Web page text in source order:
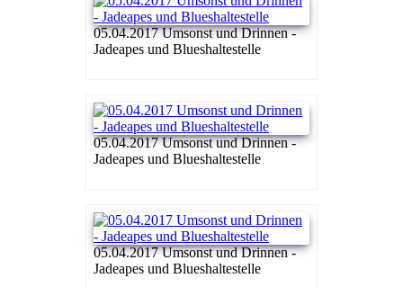
05.04.2017 Umsonst und Drinnen -
Jadeapes und Blueshaltestelle
05.04.2017 Umsonst und Drinnen -
Jadeapes und Blueshaltestelle
05.04.2017 Umsonst und Drinnen -
Jadeapes und Blueshaltestelle